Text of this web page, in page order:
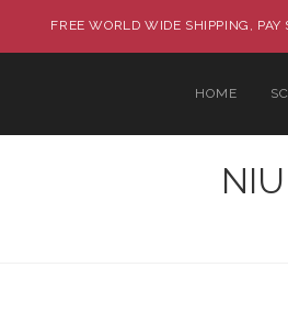
FREE WORLD WIDE SHIPPING, PAY
HOME